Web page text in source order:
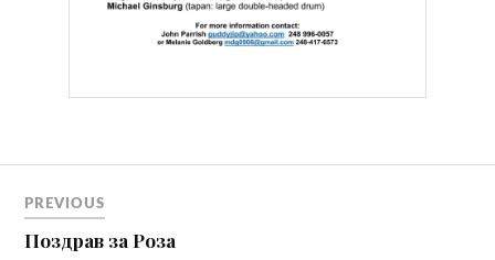
PREVIOUS
Поздрав за Роза